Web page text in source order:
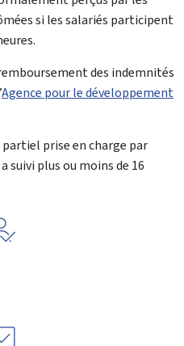
si les salariés participent
des indemnités
Agence pour le développement
partiel prise en charge par
suivi plus ou moins de 16